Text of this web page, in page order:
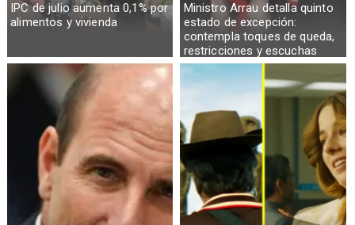
IPC de julio aumenta 0,1% por
alimentos y vivienda
Ministro Arrau detalla quinto
estado de excepción:
contempla toques de queda,
restricciones y escuchas
telefónicas en zonas críticas